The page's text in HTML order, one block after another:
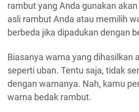
rambut yang Anda gunakan
asli rambut Anda atau memilih
berbeda jika dipadukan dengan
Biasanya warna yang dihasilkan
seperti uban. Tentu saja, tidak
dengan warnanya. Nah, kamu
warna bedak rambut.